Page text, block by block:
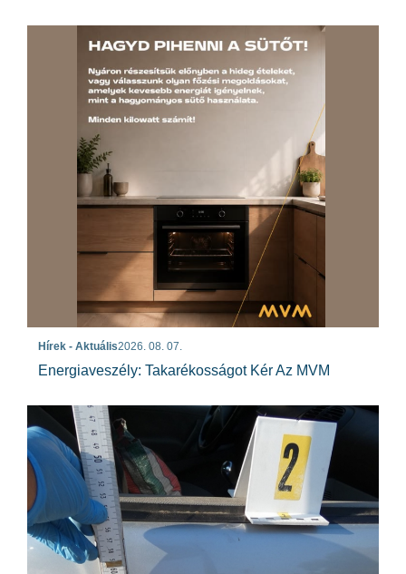
Hírek - Aktuális2026. 08. 07.
Energiaveszély: Takarékosságot Kér Az MVM